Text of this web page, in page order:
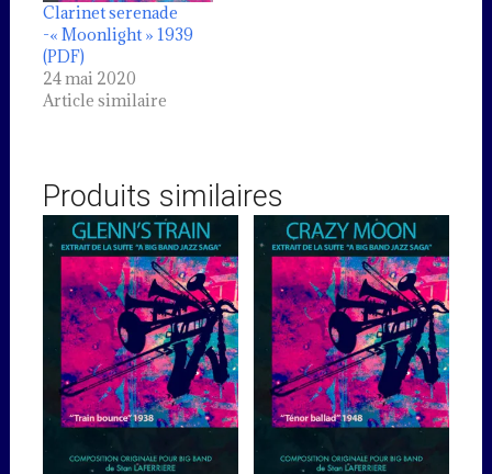
Clarinet serenade
-« Moonlight » 1939
(PDF)
24 mai 2020
Article similaire
Produits similaires